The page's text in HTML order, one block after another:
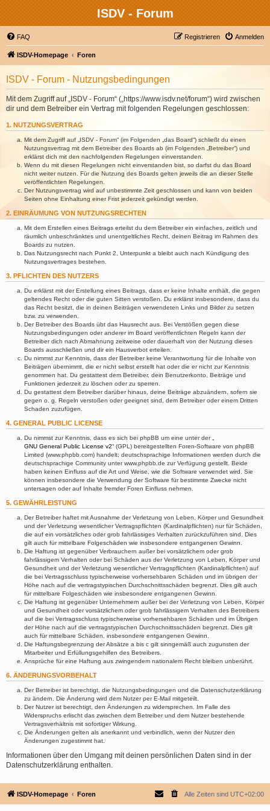
ISDV - Forum
FAQ Anmelden
Registrieren
ISDV-Homepage Foren
ISDV - Forum - Nutzungsbedingungen
Mit dem Zugriff auf „ISDV - Forum“ („https://www.isdv.net/forum“) wird zwischen
dir und dem Betreiber ein Vertrag mit folgenden Regelungen geschlossen:
1. NUTZUNGSVERTRAG
Mit dem Zugriff auf „ISDV - Forum“ (im Folgenden „das Board“) schließt du einen
Nutzungsvertrag mit dem Betreiber des Boards ab (im Folgenden „Betreiber“) und
erklärst dich mit den nachfolgenden Regelungen einverstanden.
Wenn du mit diesen Regelungen nicht einverstanden bist, so darfst du das Board
nicht weiter nutzen. Für die Nutzung des Boards gelten jeweils die an dieser Stelle
veröffentlichten Regelungen.
Der Nutzungsvertrag wird auf unbestimmte Zeit geschlossen und kann von beiden
Seiten ohne Einhaltung einer Frist jederzeit gekündigt werden.
2. EINRÄUMUNG VON NUTZUNGSRECHTEN
Mit dem Erstellen eines Beitrags erteilst du dem Betreiber ein einfaches, zeitlich und
räumlich unbeschränktes und unentgeltliches Recht, deinen Beitrag im Rahmen des
Boards zu nutzen.
Das Nutzungsrecht nach Punkt 2, Unterpunkt a bleibt auch nach Kündigung des
Nutzungsvertrages bestehen.
3. PFLICHTEN DES NUTZERS
Du erklärst mit der Erstellung eines Beitrags, dass er keine Inhalte enthält, die gegen
geltendes Recht oder die guten Sitten verstoßen. Du erklärst insbesondere, dass du
das Recht besitzt, die in deinen Beiträgen verwendeten Links und Bilder zu setzen
bzw. zu verwenden.
Der Betreiber des Boards übt das Hausrecht aus. Bei Verstößen gegen diese
Nutzungsbedingungen oder anderer im Board veröffentlichten Regeln kann der
Betreiber dich nach Abmahnung zeitweise oder dauerhaft von der Nutzung dieses
Boards ausschließen und dir ein Hausverbot erteilen.
Du nimmst zur Kenntnis, dass der Betreiber keine Verantwortung für die Inhalte von
Beiträgen übernimmt, die er nicht selbst erstellt hat oder die er nicht zur Kenntnis
genommen hat. Du gestattest dem Betreiber, dein Benutzerkonto, Beiträge und
Funktionen jederzeit zu löschen oder zu sperren.
Du gestattest dem Betreiber darüber hinaus, deine Beiträge abzuändern, sofern sie
gegen o. g. Regeln verstoßen oder geeignet sind, dem Betreiber oder einem Dritten
Schaden zuzufügen.
4. GENERAL PUBLIC LICENSE
Du nimmst zur Kenntnis, dass es sich bei phpBB um eine unter der „
GNU General Public License v2“ (GPL) bereitgestellten Foren-Software von phpBB
Limited (www.phpbb.com) handelt; deutschsprachige Informationen werden durch die
deutschsprachige Community unter www.phpbb.de zur Verfügung gestellt. Beide
haben keinen Einfluss auf die Art und Weise, wie die Software verwendet wird. Sie
können insbesondere die Verwendung der Software für bestimmte Zwecke nicht
untersagen oder auf Inhalte fremder Foren Einfluss nehmen.
5. GEWÄHRLEISTUNG
Der Betreiber haftet mit Ausnahme der Verletzung von Leben, Körper und Gesundheit
und der Verletzung wesentlicher Vertragspflichten (Kardinalpflichten) nur für Schäden,
die auf ein vorsätzliches oder grob fahrlässiges Verhalten zurückzuführen sind. Dies
gilt auch für mittelbare Folgeschäden wie insbesondere entgangenen Gewinn.
Die Haftung ist gegenüber Verbrauchern außer bei vorsätzlichem oder grob
fahrlässigem Verhalten oder bei Schäden aus der Verletzung von Leben, Körper und
Gesundheit und der Verletzung wesentlicher Vertragspflichten (Kardinalpflichten) auf
die bei Vertragsschluss typischerweise vorhersehbaren Schäden und im übrigen der
Höhe nach auf die vertragstypischen Durchschnittsschäden begrenzt. Dies gilt auch
für mittelbare Folgeschäden wie insbesondere entgangenen Gewinn.
Die Haftung ist gegenüber Unternehmern außer bei der Verletzung von Leben, Körper
und Gesundheit oder vorsätzlichem oder grob fahrlässigem Verhalten des Betreibers
auf die bei Vertragsschluss typischerweise vorhersehbaren Schäden und im Übrigen
der Höhe nach auf die vertragstypischen Durchschnittsschäden begrenzt. Dies gilt
auch für mittelbare Schäden, insbesondere entgangenen Gewinn.
Die Haftungsbegrenzung der Absätze a bis c gilt sinngemäß auch zugunsten der
Mitarbeiter und Erfüllungsgehilfen des Betreibers.
Ansprüche für eine Haftung aus zwingendem nationalem Recht bleiben unberührt.
6. ÄNDERUNGSVORBEHALT
Der Betreiber ist berechtigt, die Nutzungsbedingungen und die Datenschutzerklärung
zu ändern. Die Änderung wird dem Nutzer per E-Mail mitgeteilt.
Der Nutzer ist berechtigt, den Änderungen zu widersprechen. Im Falle des
Widerspruchs erlischt das zwischen dem Betreiber und dem Nutzer bestehende
Vertragsverhältnis mit sofortiger Wirkung.
Die Änderungen gelten als anerkannt und verbindlich, wenn der Nutzer den
Änderungen zugestimmt hat.
Informationen über den Umgang mit deinen persönlichen Daten sind in der
Datenschutzerklärung enthalten.
ISDV-Homepage Foren Alle Zeiten sind UTC+02:00